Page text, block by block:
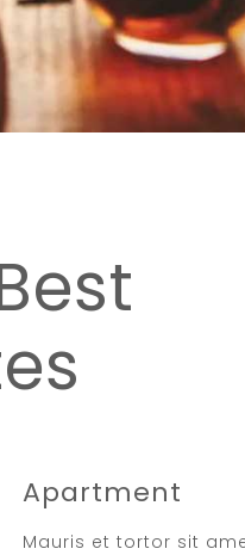
Apartment
Mauris et tortor sit